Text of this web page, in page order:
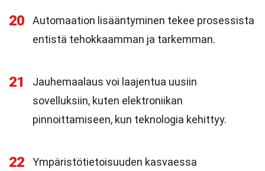
20
Automaation lisääntyminen tekee prosessista
entistä tehokkaamman ja tarkemman.
21
Jauhemaalaus voi laajentua uusiin
sovelluksiin, kuten elektroniikan
pinnoittamiseen, kun teknologia kehittyy.
22
Ympäristötietoisuuden kasvaessa